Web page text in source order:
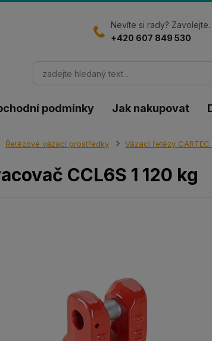
podmínky Jak nakupovat
Nevíte si rady? Zavolejte.
+420 607 849 530
Řetězové vázací prostředky Vázací řetězy CARTEC
CCL6S 1 120 kg